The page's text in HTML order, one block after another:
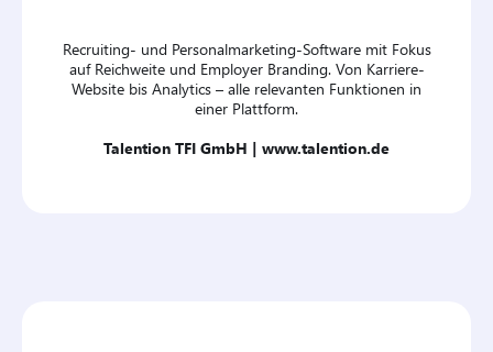
Recruiting- und Personalmarketing-Software mit Fokus
auf Reichweite und Employer Branding. Von Karriere-
Website bis Analytics – alle relevanten Funktionen in
einer Plattform.
Talention TFI GmbH | www.talention.de